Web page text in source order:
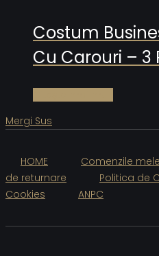
Costum
Cu Carouri – 3
Mergi Sus
HOME Comenzile mele
de returnare
Politica de
Cookies
ANPC